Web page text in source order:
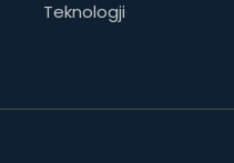
Teknologji